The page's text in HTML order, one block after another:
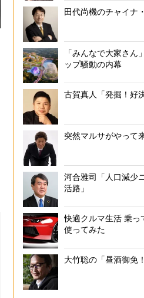
田代尚機のチャイナ
「みんなで大家さん
ップ騒動の内幕
古賀真人「発掘！好
突然マルサがやって
河合雅司「人口減少
活路」
快適クルマ生活 乗っ
使ってみた
大竹聡の「昼酒御免！